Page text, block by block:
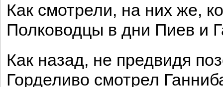
Как смотрели, на них же,
Полководцы в дни Пиев и
Как назад, не предвидя
Горделиво смотрел